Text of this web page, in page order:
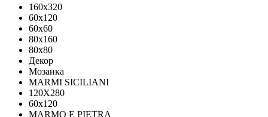
160x320
60x120
60x60
80x160
80x80
Декор
Мозаика
MARMI SICILIANI
120Х280
60x120
MARMO E PIETRA